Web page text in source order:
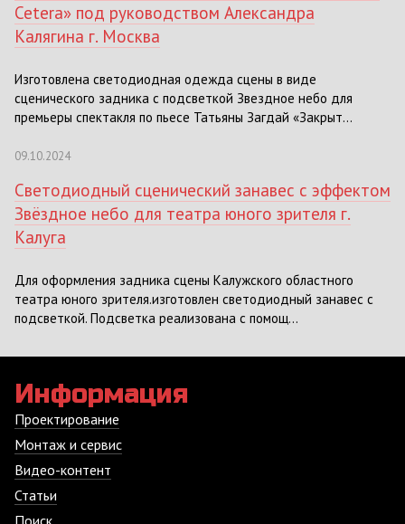
Cetera» под руководством Александра
Калягина г. Москва
Изготовлена светодиодная одежда сцены в виде
сценического задника с подсветкой Звездное небо для
премьеры спектакля по пьесе Татьяны Загдай «Закрыт...
09.10.2024
Светодиодный сценический занавес с эффектом
Звёздное небо для театра юного зрителя г.
Калуга
Для оформления задника сцены Калужского областного
театра юного зрителя.изготовлен светодиодный занавес с
подсветкой. Подсветка реализована с помощ...
Информация
Проектирование
Монтаж и сервис
Видео-контент
Статьи